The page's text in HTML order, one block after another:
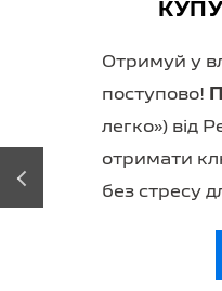
автомобіля
договору,
на
‹